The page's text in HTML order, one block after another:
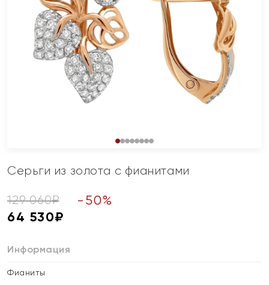
Серьги из золота с фианитами
129 060₽ - 50%
64 530₽
Информация
Фианиты